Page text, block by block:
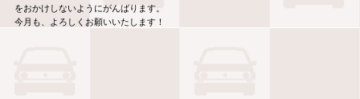
をおかけしないようにがんばります。
今月も、よろしくお願いいたします！